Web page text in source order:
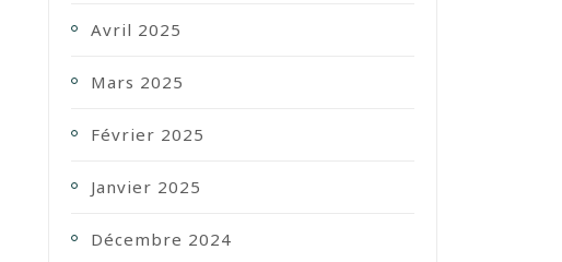
Avril 2025
Mars 2025
Février 2025
Janvier 2025
Décembre 2024